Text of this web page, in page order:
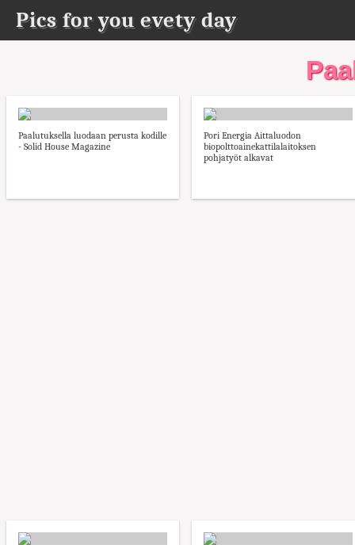
Pics for you evety day
Paalutuksella luodaan perusta kodille
- Solid House Magazine
Pori Energia Aittaluodon
biopolttoainekattilalaitoksen
pohjatyöt alkavat